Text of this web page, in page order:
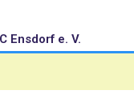
Ensdorf e. V.